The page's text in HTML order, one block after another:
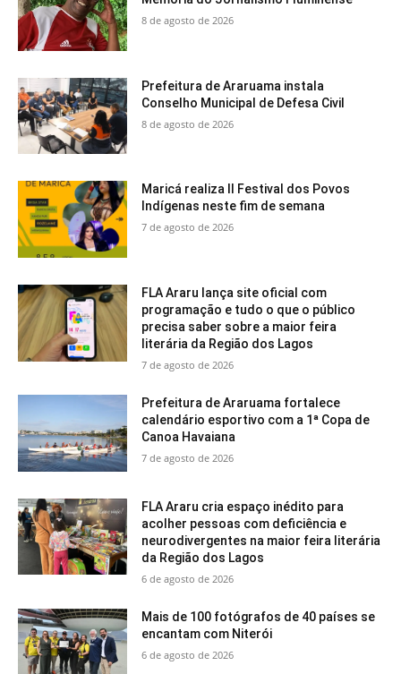
8 de agosto de 2026
Prefeitura de Araruama instala
Conselho Municipal de Defesa Civil
8 de agosto de 2026
Maricá realiza II Festival dos Povos
Indígenas neste fim de semana
7 de agosto de 2026
FLA Araru lança site oficial com
programação e tudo o que o público
precisa saber sobre a maior feira
literária da Região dos Lagos
7 de agosto de 2026
Prefeitura de Araruama fortalece
calendário esportivo com a 1ª Copa de
Canoa Havaiana
7 de agosto de 2026
FLA Araru cria espaço inédito para
acolher pessoas com deficiência e
neurodivergentes na maior feira literária
da Região dos Lagos
6 de agosto de 2026
Mais de 100 fotógrafos de 40 países se
encantam com Niterói
6 de agosto de 2026